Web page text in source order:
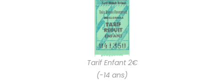
Tarif Enfant 2€
(-14 ans)